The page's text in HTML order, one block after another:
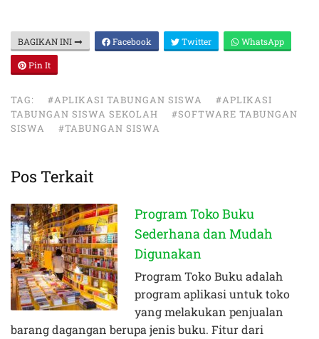
BAGIKAN INI Facebook Twitter WhatsApp
Pin It
TAG: #APLIKASI TABUNGAN SISWA
#APLIKASI
TABUNGAN SISWA SEKOLAH
#SOFTWARE TABUNGAN
SISWA
#TABUNGAN SISWA
Pos Terkait
Program Toko Buku
Sederhana dan Mudah
Digunakan
Program Toko Buku adalah
program aplikasi untuk toko
yang melakukan penjualan
barang dagangan berupa jenis buku. Fitur dari